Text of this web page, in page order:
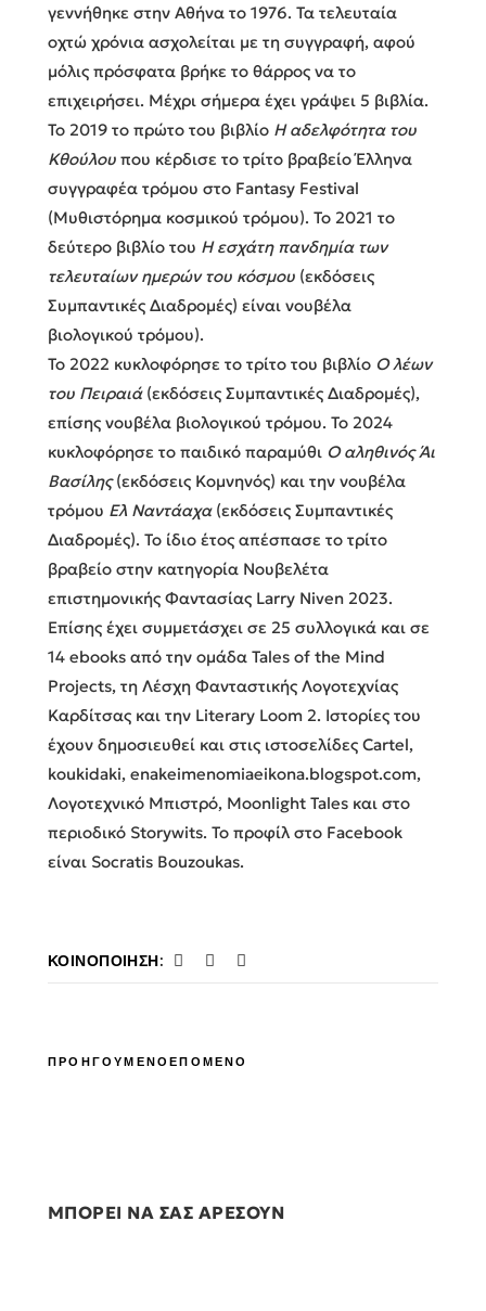
γεννήθηκε στην Αθήνα το 1976. Τα τελευταία
οχτώ χρόνια ασχολείται με τη συγγραφή, αφού
μόλις πρόσφατα βρήκε το θάρρος να το
επιχειρήσει. Μέχρι σήμερα έχει γράψει 5 βιβλία.
Το 2019 το πρώτο του βιβλίο Η αδελφότητα του
Κθούλου που κέρδισε το τρίτο βραβείο Έλληνα
συγγραφέα τρόμου στο Fantasy Festival
(Μυθιστόρημα κοσμικού τρόμου). Το 2021 το
δεύτερο βιβλίο του Η εσχάτη πανδημία των
τελευταίων ημερών του κόσμου (εκδόσεις
Συμπαντικές Διαδρομές) είναι νουβέλα
βιολογικού τρόμου).
Το 2022 κυκλοφόρησε το τρίτο του βιβλίο Ο λέων
του Πειραιά (εκδόσεις Συμπαντικές Διαδρομές),
επίσης νουβέλα βιολογικού τρόμου. Το 2024
κυκλοφόρησε το παιδικό παραμύθι Ο αληθινός Άι
Βασίλης(εκδόσεις Κομνηνός) και την νουβέλα
τρόμου Ελ Ναντάαχα(εκδόσεις Συμπαντικές
Διαδρομές). Το ίδιο έτος απέσπασε το τρίτο
βραβείο στην κατηγορία Νουβελέτα
επιστημονικής Φαντασίας Larry Niven 2023.
Επίσης έχει συμμετάσχει σε 25 συλλογικά και σε
14 ebooks από την ομάδα Tales of the Mind
Projects, τη Λέσχη Φανταστικής Λογοτεχνίας
Καρδίτσας και την Literary Loom 2. Ιστορίες του
έχουν δημοσιευθεί και στις ιστοσελίδες Cartel,
koukidaki, enakeimenomiaeikona.blogspot.com,
Λογοτεχνικό Μπιστρό, Moonlight Tales και στο
περιοδικό Storywits. Το προφίλ στο Facebook
είναι Socratis Bouzoukas.
ΚΟΙΝΟΠΟΊΗΣΗ:
ΠΡΟΗΓΟΥΜΕΝΟΕΠΟΜΕΝΟ
ΜΠΟΡΕΙ ΝΑ ΣΑΣ ΑΡΕΣΟΥΝ